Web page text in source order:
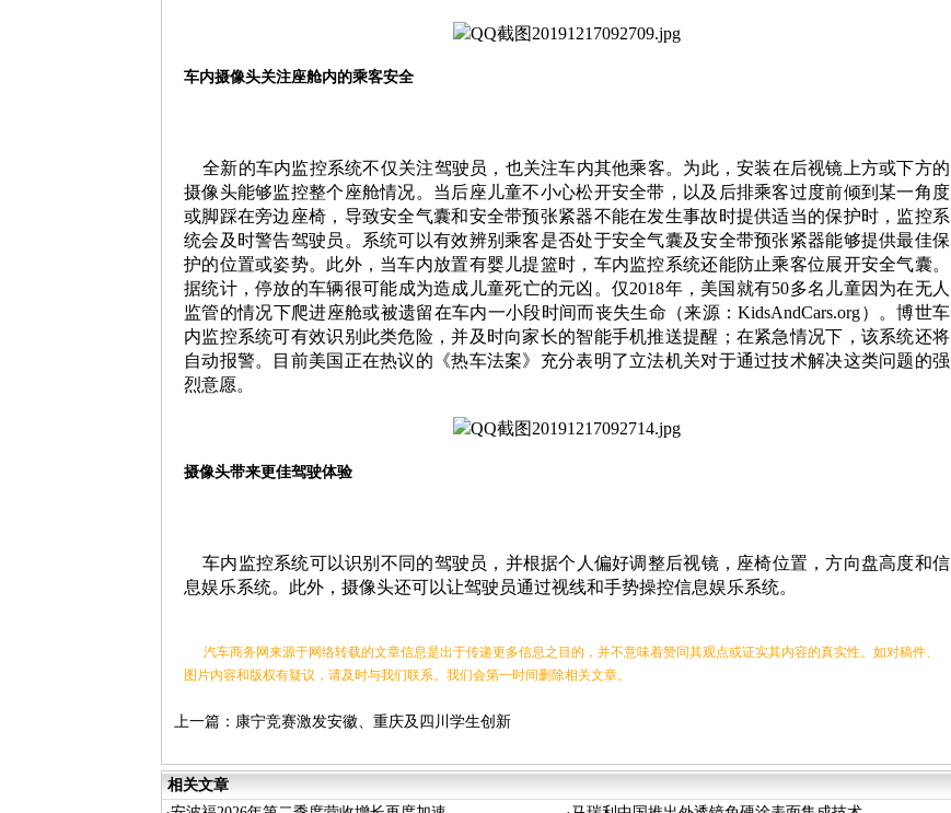
车内摄像头关注座舱内的乘客安全
全新的车内监控系统不仅关注驾驶员，也关注车内其他乘客。为此，安装在后视镜上方或下方的
摄像头能够监控整个座舱情况。当后座儿童不小心松开安全带，以及后排乘客过度前倾到某一角度
或脚踩在旁边座椅，导致安全气囊和安全带预张紧器不能在发生事故时提供适当的保护时，监控系
统会及时警告驾驶员。系统可以有效辨别乘客是否处于安全气囊及安全带预张紧器能够提供最佳保
护的位置或姿势。此外，当车内放置有婴儿提篮时，车内监控系统还能防止乘客位展开安全气囊。
据统计，停放的车辆很可能成为造成儿童死亡的元凶。仅2018年，美国就有50多名儿童因为在无人
监管的情况下爬进座舱或被遗留在车内一小段时间而丧失生命（来源：KidsAndCars.org）。博世车
内监控系统可有效识别此类危险，并及时向家长的智能手机推送提醒；在紧急情况下，该系统还将
自动报警。目前美国正在热议的《热车法案》充分表明了立法机关对于通过技术解决这类问题的强
烈意愿。
摄像头带来更佳驾驶体验
车内监控系统可以识别不同的驾驶员，并根据个人偏好调整后视镜，座椅位置，方向盘高度和信
息娱乐系统。此外，摄像头还可以让驾驶员通过视线和手势操控信息娱乐系统。
汽车商务网来源于网络转载的文章信息是出于传递更多信息之目的，并不意味着赞同其观点或证实其内容的真实性。如对稿件、
图片内容和版权有疑议，请及时与我们联系。我们会第一时间删除相关文章。
上一篇： 康宁竞赛激发安徽、重庆及四川学生创新
相关文章